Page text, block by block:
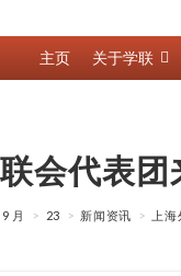
主页 关于学联
会代表团
9 月 > 23 > 新闻资讯 > 上